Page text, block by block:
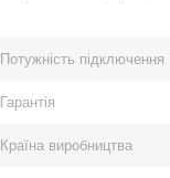
Потужність підключення
Гарантія
Країна виробництва